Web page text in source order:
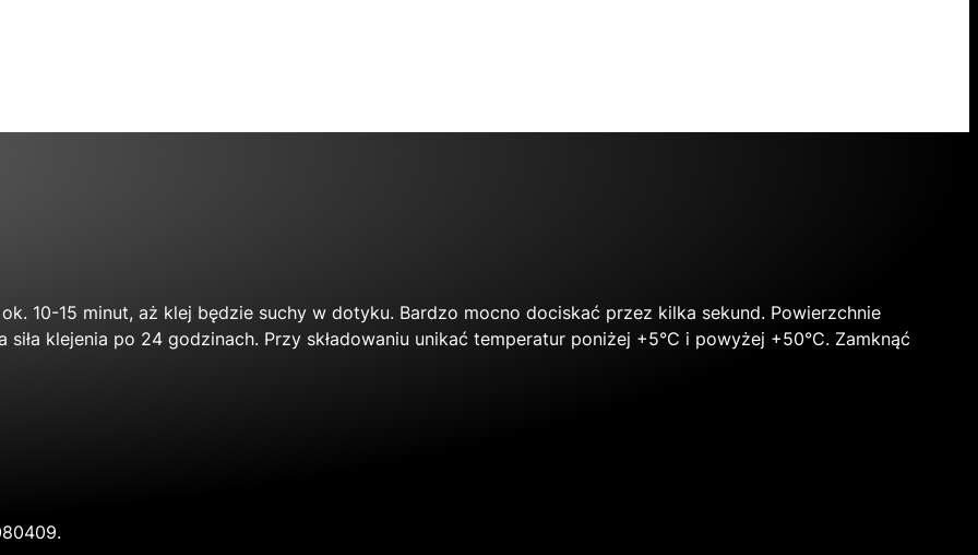
10-15 minut, aż klej będzie suchy w dotyku. Bardzo mocno dociskać przez kilka sekund. Powierzchnie
siła klejenia po 24 godzinach. Przy składowaniu unikać temperatur poniżej +5°C i powyżej +50°C. Zamknąć